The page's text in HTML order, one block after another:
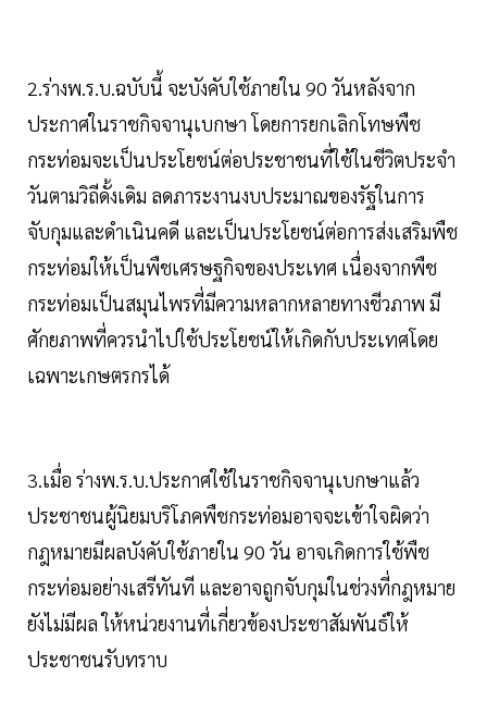
2.ร่างพ.ร.บ.ฉบับนี้ จะบังคับใช้ภายใน 90 วันหลังจาก
ประกาศในราชกิจจานุเบกษา โดยการยกเลิกโทษพืช
กระท่อมจะเป็นประโยชน์ต่อประชาชนที่ใช้ในชีวิตประจำ
วันตามวิถีดั้งเดิม ลดภาระงานงบประมาณของรัฐในการ
จับกุมและดำเนินคดี และเป็นประโยชน์ต่อการส่งเสริมพืช
กระท่อมให้เป็นพืชเศรษฐกิจของประเทศ เนื่องจากพืช
กระท่อมเป็นสมุนไพรที่มีความหลากหลายทางชีวภาพ มี
ศักยภาพที่ควรนำไปใช้ประโยชน์ให้เกิดกับประเทศโดย
เฉพาะเกษตรกรได้
3.เมื่อ ร่างพ.ร.บ.ประกาศใช้ในราชกิจจานุเบกษาแล้ว
ประชาชนผู้นิยมบริโภคพืชกระท่อมอาจจะเข้าใจผิดว่า
กฎหมายมีผลบังคับใช้ภายใน 90 วัน อาจเกิดการใช้พืช
กระท่อมอย่างเสรีทันที และอาจถูกจับกุมในช่วงที่กฎหมาย
ยังไม่มีผล ให้หน่วยงานที่เกี่ยวข้องประชาสัมพันธ์ให้
ประชาชนรับทราบ